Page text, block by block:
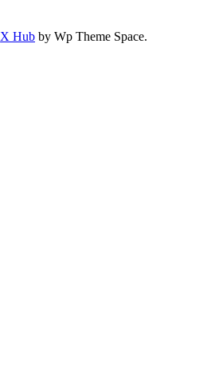
X Hub by Wp Theme Space.